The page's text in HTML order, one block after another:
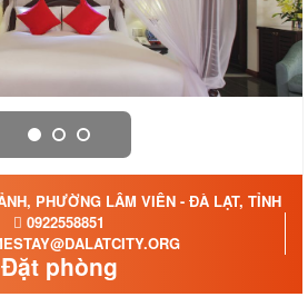
PHƯỜNG LÂM VIÊN - ĐÀ LẠT, TỈNH
0922558851
Đặt phòng